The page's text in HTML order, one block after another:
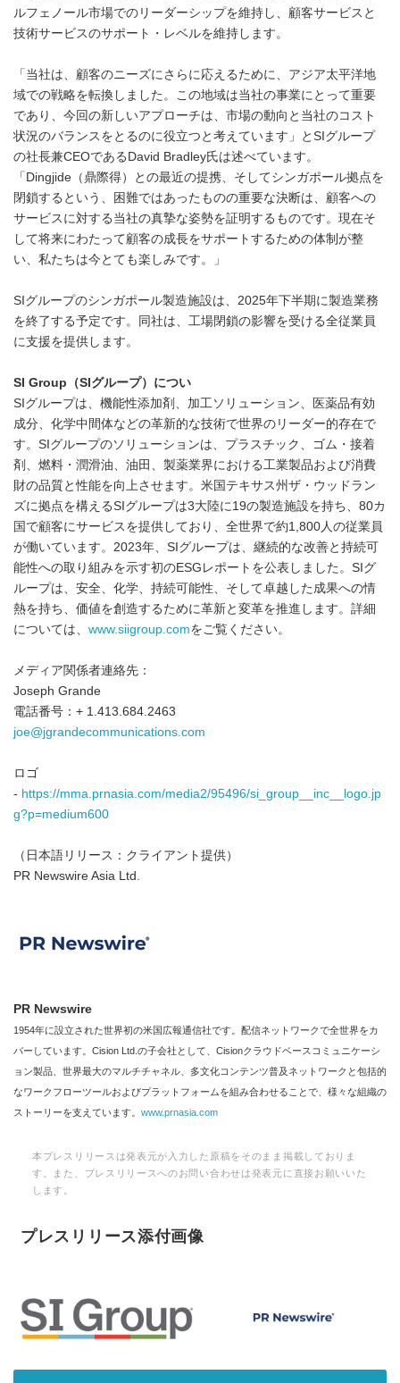
ルフェノール市場でのリーダーシップを維持し、顧客サービスと
技術サービスのサポート・レベルを維持します。
「当社は、顧客のニーズにさらに応えるために、アジア太平洋地
域での戦略を転換しました。この地域は当社の事業にとって重要
であり、今回の新しいアプローチは、市場の動向と当社のコスト
状況のバランスをとるのに役立つと考えています」とSIグループ
の社長兼CEOであるDavid Bradley氏は述べています。
「Dingjide（鼎際得）との最近の提携、そしてシンガポール拠点を
閉鎖するという、困難ではあったものの重要な決断は、顧客への
サービスに対する当社の真摯な姿勢を証明するものです。現在そ
して将来にわたって顧客の成長をサポートするための体制が整
い、私たちは今とても楽しみです。」
SIグループのシンガポール製造施設は、2025年下半期に製造業務
を終了する予定です。同社は、工場閉鎖の影響を受ける全従業員
に支援を提供します。
SI Group （SI グループ）につい
SIグループは、機能性添加剤、加工ソリューション、医薬品有効
成分、化学中間体などの革新的な技術で世界のリーダー的存在で
す。SIグループのソリューションは、プラスチック、ゴム・接着
剤、燃料・潤滑油、油田、製薬業界における工業製品および消費
財の品質と性能を向上させます。米国テキサス州ザ・ウッドラン
ズに拠点を構えるSIグループは3大陸に19の製造施設を持ち、80カ
国で顧客にサービスを提供しており、全世界で約1,800人の従業員
が働いています。2023年、SIグループは、継続的な改善と持続可
能性への取り組みを示す初のESGレポートを公表しました。SIグ
ループは、安全、化学、持続可能性、そして卓越した成果への情
熱を持ち、価値を創造するために革新と変革を推進します。詳細
については、 www.siigroup.comをご覧ください。
メディア関係者連絡先：
Joseph Grande
電話番号：+ 1.413.684.2463
joe@jgrandecommunications.com
ロゴ
- https://mma.prnasia.com/media2/95496/si_group__inc__logo.jp
g?p=medium600
（日本語リリース：クライアント提供）
PR Newswire Asia Ltd.
PR Newswire
1954年に設立された世界初の米国広報通信社です。配信ネットワークで全世界をカ
バーしています。Cision Ltd.の子会社として、Cisionクラウドベースコミュニケーシ
ョン製品、世界最大のマルチチャネル、多文化コンテンツ普及ネットワークと包括的
なワークフローツールおよびプラットフォームを組み合わせることで、様々な組織の
ストーリーを支えています。 www.prnasia.com
本プレスリリースは発表元が入力した原稿をそのまま掲載しておりま
す。また、プレスリリースへのお問い合わせは発表元に直接お願いいた
します。
プレスリリース添付画像